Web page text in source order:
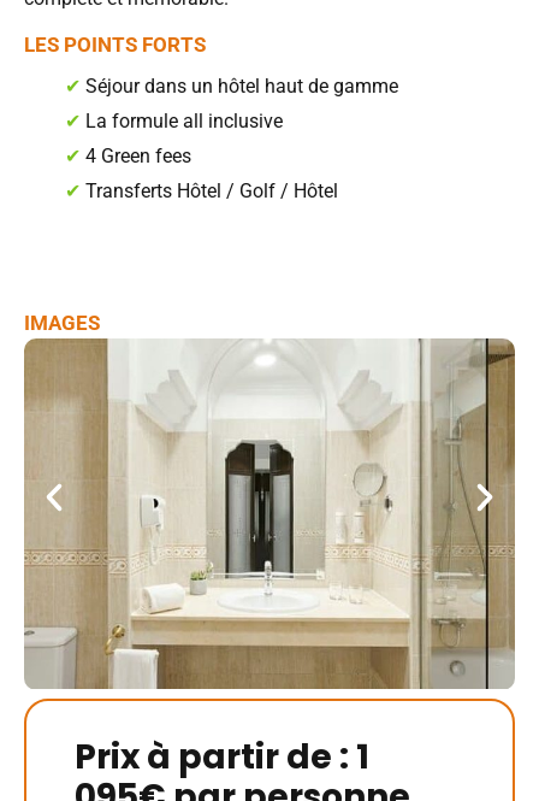
LES POINTS FORTS
✔Séjour dans un hôtel haut de gamme
✔ La formule all inclusive
✔4 Green fees
✔Transferts Hôtel / Golf / Hôtel
Prix à partir de : 1